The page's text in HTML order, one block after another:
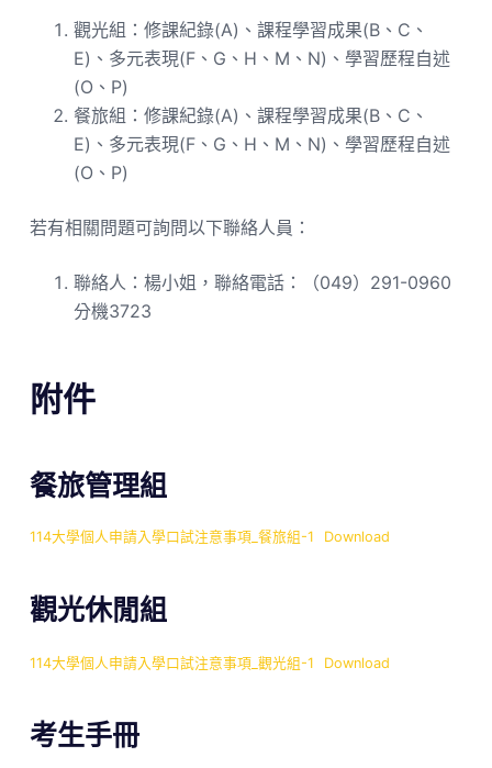
觀光組：修課紀錄(A)、課程學習成果(B、C、
E)、多元表現(F、G、H、M、N)、學習歷程自述
(O、P)
餐旅組：修課紀錄(A)、課程學習成果(B、C、
E)、多元表現(F、G、H、M、N)、學習歷程自述
(O、P)
若有相關問題可詢問以下聯絡人員：
聯絡人：楊小姐，聯絡電話：（049）291-0960
分機3723
附件
餐旅管理組
114大學個人申請入學口試注意事項_餐旅組-1 Download
觀光休閒組
114大學個人申請入學口試注意事項_觀光組-1 Download
考生手冊